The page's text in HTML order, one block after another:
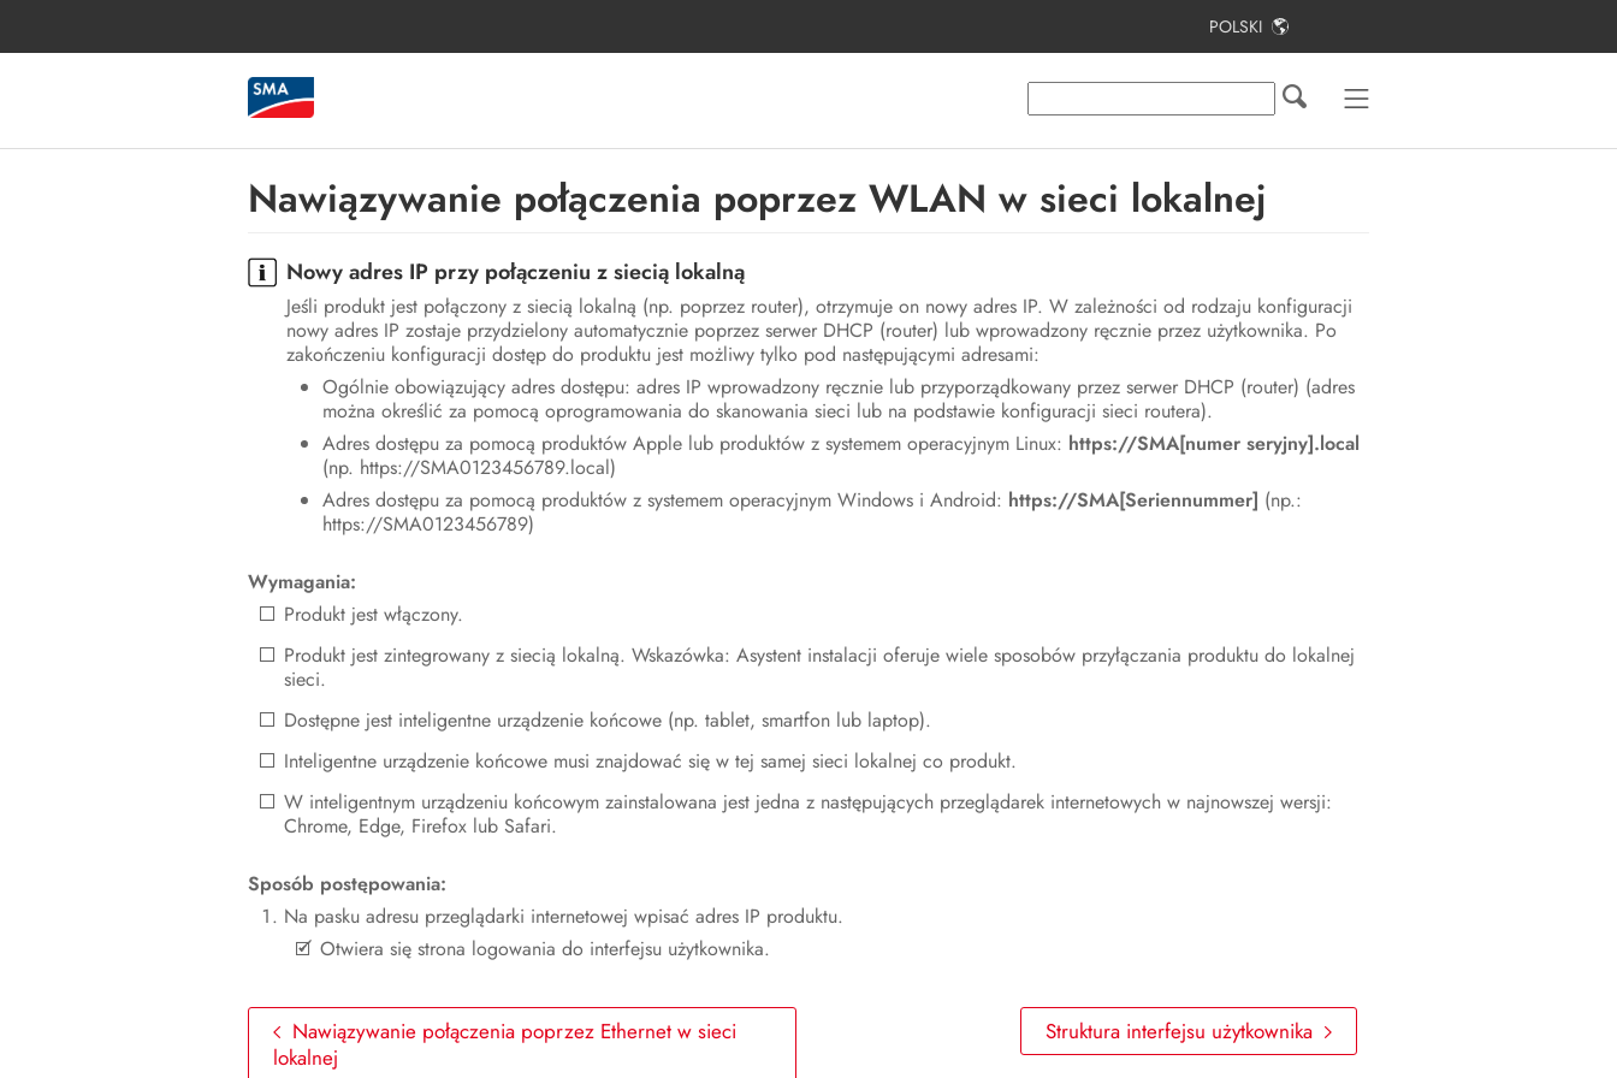
POLSKI
Nawiązywanie połączenia poprzez WLAN w sieci lokalnej
Nowy adres IP przy połączeniu z siecią lokalną
Jeśli produkt jest połączony z siecią lokalną (np. poprzez router), otrzymuje on nowy adres IP. W zależności od rodzaju konfiguracji
nowy adres IP zostaje przydzielony automatycznie poprzez serwer DHCP (router) lub wprowadzony ręcznie przez użytkownika. Po
zakończeniu konfiguracji dostęp do produktu jest możliwy tylko pod następującymi adresami:
Ogólnie obowiązujący adres dostępu: adres IP wprowadzony ręcznie lub przyporządkowany przez serwer DHCP (router) (adres
można określić za pomocą oprogramowania do skanowania sieci lub na podstawie konfiguracji sieci routera).
Adres dostępu za pomocą produktów Apple lub produktów z systemem operacyjnym Linux: https://SMA[numer seryjny].local
(np. https://SMA0123456789.local)
Adres dostępu za pomocą produktów z systemem operacyjnym Windows i Android: https://SMA[Seriennummer] (np.:
https://SMA0123456789)
Wymagania:
Produkt jest włączony.
Produkt jest zintegrowany z siecią lokalną. Wskazówka: Asystent instalacji oferuje wiele sposobów przyłączania produktu do lokalnej
sieci.
Dostępne jest inteligentne urządzenie końcowe (np. tablet, smartfon lub laptop).
Inteligentne urządzenie końcowe musi znajdować się w tej samej sieci lokalnej co produkt.
W inteligentnym urządzeniu końcowym zainstalowana jest jedna z następujących przeglądarek internetowych w najnowszej wersji:
Chrome, Edge, Firefox lub Safari.
Sposób postępowania:
Na pasku adresu przeglądarki internetowej wpisać adres IP produktu.
Otwiera się strona logowania do interfejsu użytkownika.
Nawiązywanie połączenia poprzez Ethernet w sieci
lokalnej
Struktura interfejsu użytkownika
Spis treści
Bezpieczeństwo
Widok urządzenia
Podłączenie elektryczne
Uruchomienie
Obsługa
Czyszczenie produktu
Sposób postępowania przy
Części zamienne